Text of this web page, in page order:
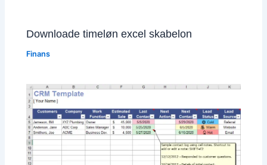
Downloade timeløn excel skabelon
Finans